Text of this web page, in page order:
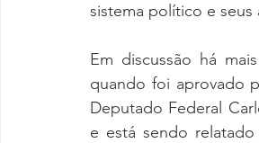
sistema político e seus
Em discussão há
quando foi aprovado
Deputado Federal
e está sendo